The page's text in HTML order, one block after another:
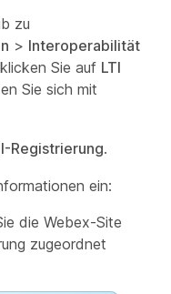
zu
> Interoperabilität
Sie auf LTI
Sie sich mit
Registrierung.
ein:
die Webex-Site
zugeordnet